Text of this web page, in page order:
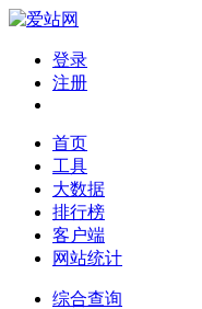
登录
注册
首页
工具
大数据
排行榜
客户端
网站统计
综合查询